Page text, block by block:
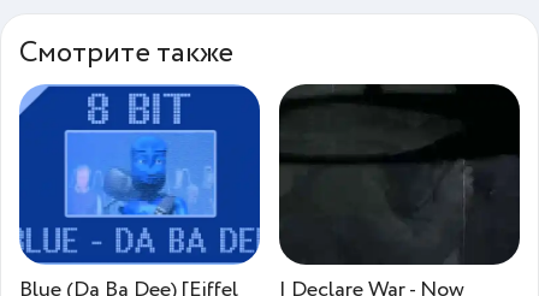
Смотрите также